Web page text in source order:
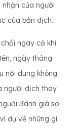
của người
của bản dịch.
ngay cả khi
ngày tháng
nội dung không
người dịch thay
đánh giá so
dụ về những gì